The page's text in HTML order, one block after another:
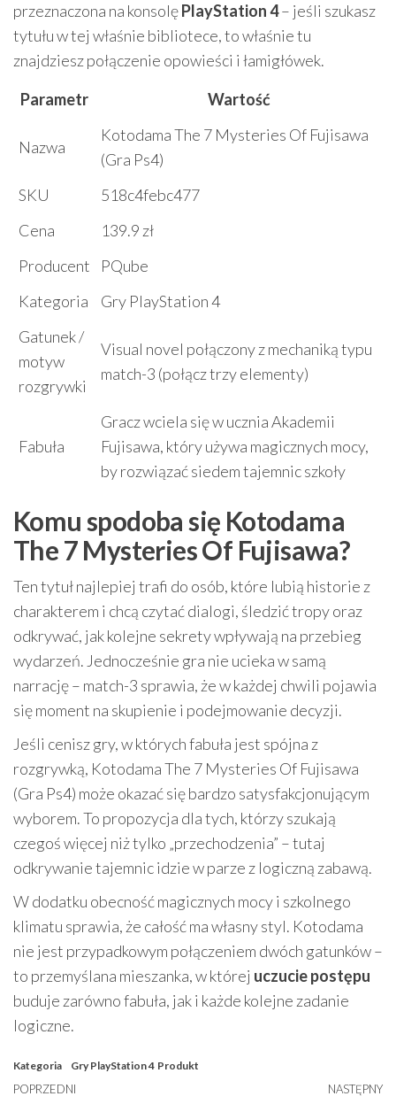
przeznaczona na konsolęPlayStation 4– jeśli szukasz
tytułu w tej właśnie bibliotece, to właśnie tu
znajdziesz połączenie opowieści i łamigłówek.
Parametr
Wartość
Nazwa
Kotodama The 7 Mysteries Of Fujisawa
(Gra Ps4)
SKU
518c4febc477
Cena
139.9 zł
Producent
PQube
Kategoria
Gry PlayStation 4
Gatunek /
motyw
rozgrywki
Visual novel połączony z mechaniką typu
match-3 (połącz trzy elementy)
Fabuła
Gracz wciela się w ucznia Akademii
Fujisawa, który używa magicznych mocy,
by rozwiązać siedem tajemnic szkoły
Komu spodoba się Kotodama
The 7 Mysteries Of Fujisawa?
Ten tytuł najlepiej trafi do osób, które lubią historie z
charakterem i chcą czytać dialogi, śledzić tropy oraz
odkrywać, jak kolejne sekrety wpływają na przebieg
wydarzeń. Jednocześnie gra nie ucieka w samą
narrację – match-3 sprawia, że w każdej chwili pojawia
się moment na skupienie i podejmowanie decyzji.
Jeśli cenisz gry, w których fabuła jest spójna z
rozgrywką, Kotodama The 7 Mysteries Of Fujisawa
(Gra Ps4) może okazać się bardzo satysfakcjonującym
wyborem. To propozycja dla tych, którzy szukają
czegoś więcej niż tylko „przechodzenia” – tutaj
odkrywanie tajemnic idzie w parze z logiczną zabawą.
W dodatku obecność magicznych mocy i szkolnego
klimatu sprawia, że całość ma własny styl. Kotodama
nie jest przypadkowym połączeniem dwóch gatunków –
to przemyślana mieszanka, w której uczucie postępu
buduje zarówno fabuła, jak i każde kolejne zadanie
logiczne.
Kategoria Gry PlayStation 4 Produkt
Nawigacja
Poprzedni
POPRZEDNI NASTĘPNY